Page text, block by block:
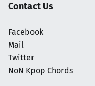
Contact Us
Facebook
Mail
Twitter
NoN Kpop Chords